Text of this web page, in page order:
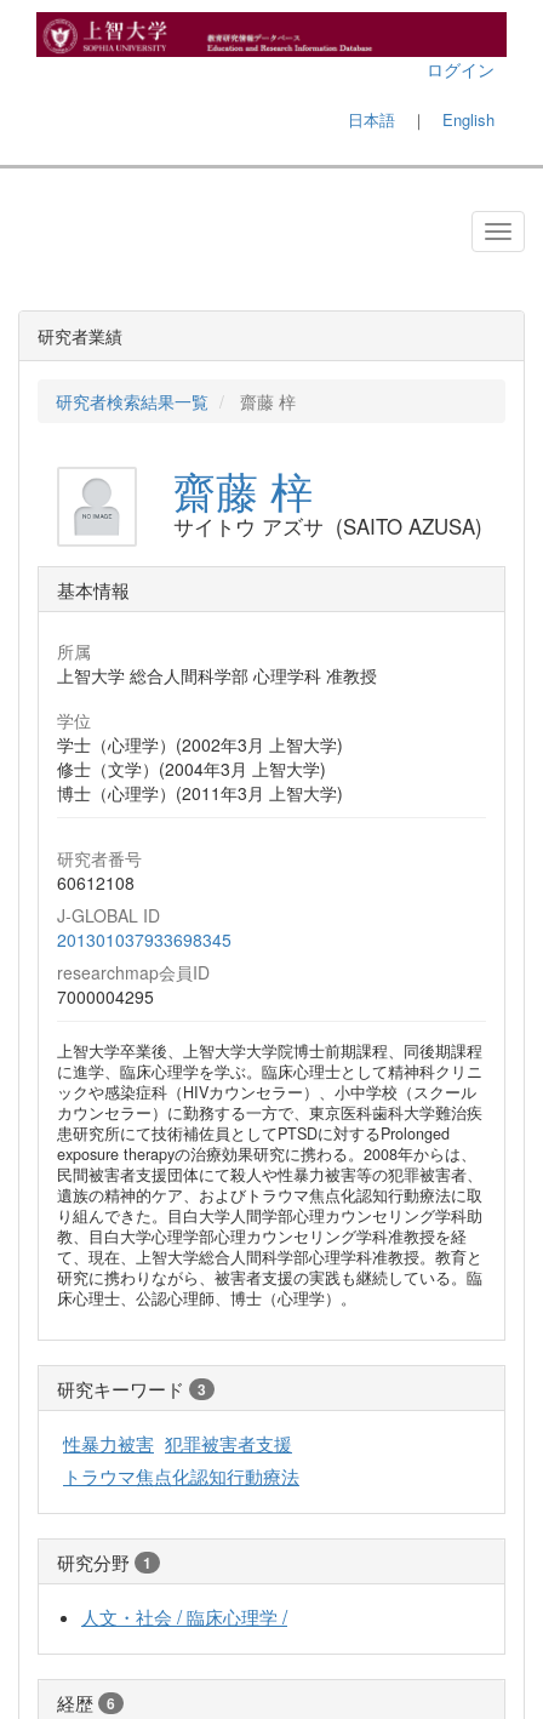
ログイン
日本語 ｜ English
研究者業績
研究者検索結果一覧 齋藤 梓
齋藤 梓
サイトウ アズサ (SAITO AZUSA)
基本情報
所属
上智大学 総合人間科学部 心理学科 准教授
学位
学士（心理学）(2002年3月 上智大学)
修士（文学）(2004年3月 上智大学)
博士（心理学）(2011年3月 上智大学)
研究者番号
60612108
J-GLOBAL ID
201301037933698345
researchmap会員ID
7000004295
上智大学卒業後、上智大学大学院博士前期課程、同後期課程
に進学、臨床心理学を学ぶ。臨床心理士として精神科クリニ
ックや感染症科（HIVカウンセラー）、小中学校（スクール
カウンセラー）に勤務する一方で、東京医科歯科大学難治疾
患研究所にて技術補佐員としてPTSDに対するProlonged
exposure therapyの治療効果研究に携わる。2008年からは、
民間被害者支援団体にて殺人や性暴力被害等の犯罪被害者、
遺族の精神的ケア、およびトラウマ焦点化認知行動療法に取
り組んできた。目白大学人間学部心理カウンセリング学科助
教、目白大学心理学部心理カウンセリング学科准教授を経
て、現在、上智大学総合人間科学部心理学科准教授。教育と
研究に携わりながら、被害者支援の実践も継続している。臨
床心理士、公認心理師、博士（心理学）。
研究キーワード 3
性暴力被害 犯罪被害者支援
トラウマ焦点化認知行動療法
研究分野 1
人文・社会 / 臨床心理学 /
経歴 6